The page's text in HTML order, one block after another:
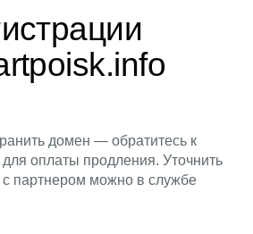
домен — обратитесь к
оплаты продления. Уточнить
с партнером можно в службе